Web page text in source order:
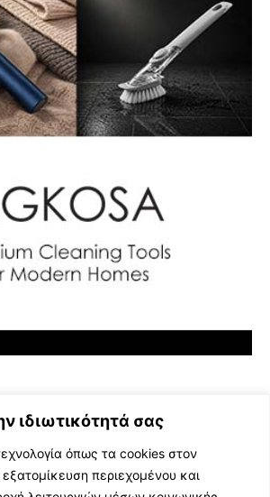
ιδιωτικότητά σας
όπως τα cookies στον
περιεχομένου και